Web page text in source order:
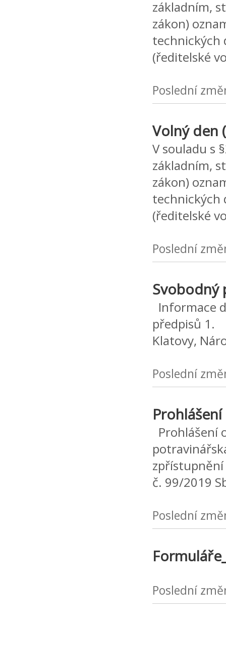
základním,
zákon)
technických
(ředitelské
Poslední
Volný den
V souladu s
základním,
zákon)
technických
(ředitelské
Poslední
Svobodný
Informace
předpisů 1.
Klatovy,
Poslední
Prohlášení
zpřístupnění
č. 99/2019
Poslední
Poslední